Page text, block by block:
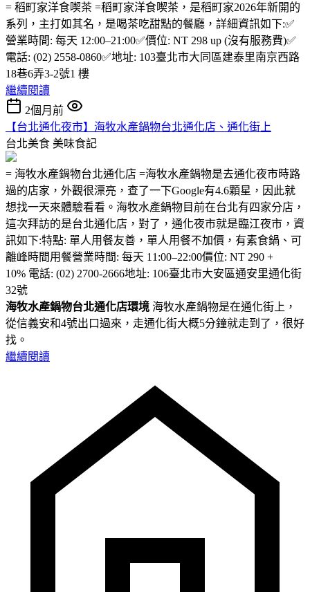
= 稻町家洋食喫茶 =稻町家洋食喫茶，是稻町家2026年新開的
系列，主打如其名，是喝茶吃甜點的餐廳，詳細資訊如下:✅
營業時間: 每天 12:00–21:00✅價位: NT 298 up (沒有服務費)✅
電話: (02) 2558-0860✅地址: 103臺北市大同區建泰里南京西路
18巷6弄3-2號1 樓
繼續閱讀
2個月前
【台北通化夜市】海牧水產鍋物台北通化店、通化街上
台北美食 美味食記
= 海牧水產鍋物台北通化店 =海牧水產鍋物是去通化夜市時路
過的店家，外觀很漂亮，查了一下Google有4.6顆星，因此就
想找一天來體驗看看。海牧水產鍋物目前在台北有四家分店，
這次拜訪的是台北通化店，對了，通化夜市就是臨江夜市，資
訊如下:特點: 單人用餐友善，單人用餐不加價，有素食鍋、可
離峰時間用餐營業時間: 每天 11:00–22:00價位: NT 290 +
10% 電話: (02) 2700-2666地址: 106臺北市大安區通安里通化街
32號
海牧水產鍋物台北通化店環境 海牧水產鍋物是在通化街上，
從信義安和4號出口過來，走通化街大概5分鐘就走到了，很好
找。
繼續閱讀